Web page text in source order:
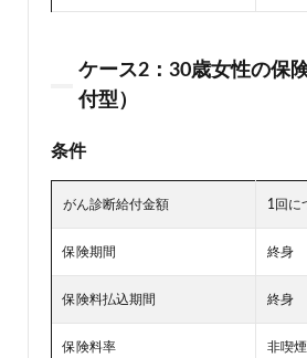
ケース2：30歳女性の保
付型）
条件
がん診断給付金額 1回に
保険期間 終身
保険料払込期間 終身
保険料率 非喫